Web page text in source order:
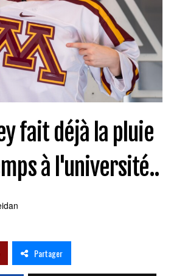
fait déjà la pluie
à l'université..
Partager